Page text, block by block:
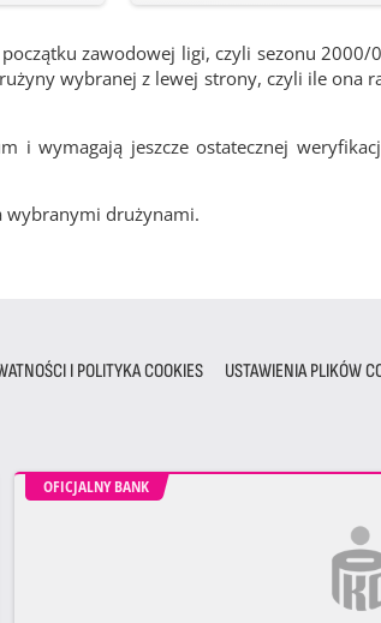
zawodowej ligi, czyli sezonu
wybranej z lewej strony, czyli ile ona
wymagają jeszcze ostatecznej
wybranymi drużynami.
I POLITYKA COOKIES USTAWIENIA PLIKÓW
OFICJALNY BANK